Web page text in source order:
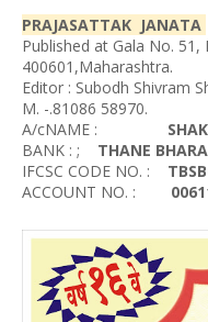
PRAJASATTAK JANATA
Published at Gala No.
Editor : Subodh
M. -.81086 58970.
A/cNAME :
BANK : ; THANE
IFCSC CODE NO. :
ACCOUNT NO. :